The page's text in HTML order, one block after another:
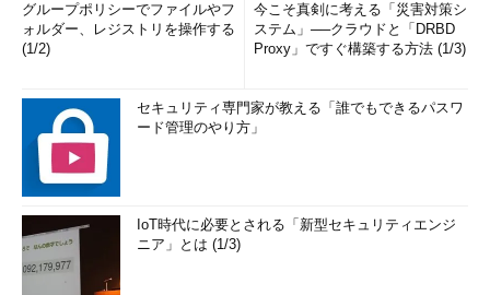
グループポリシーでファイルやフ
ォルダー、レジストリを操作する
(1/2)
今こそ真剣に考える「災害対策シ
ステム」──クラウドと「DRBD
Proxy」ですぐ構築する方法 (1/3)
セキュリティ専門家が教える「誰でもできるパスワ
ード管理のやり方」
IoT時代に必要とされる「新型セキュリティエンジ
ニア」とは (1/3)